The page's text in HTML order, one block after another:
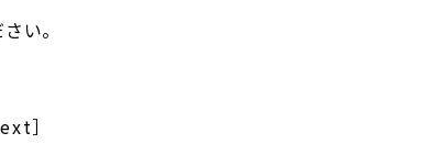
い。
］